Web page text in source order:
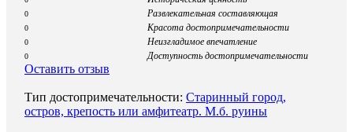
0 Развлекательная составляющая
0 Красота достопримечательности
0 Неизгладимое впечатление
0 Доступность достопримечательности
Оставить отзыв
Тип достопримечательности: Старинный город,
остров, крепость или амфитеатр. М.б. руины